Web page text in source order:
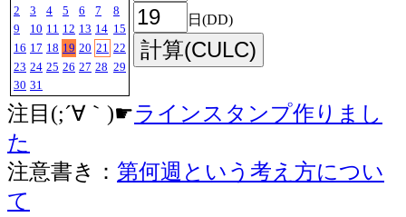
2
3 4 5 6 7
8
9
10 11 12 13 14 15
16 17 18 19 20 21 22
23 24 25 26 27 28 29
30 31
日(DD)
注目(;´∀｀)☛ラインスタンプ作りまし
た
注意書き： 第何週という考え方につい
て